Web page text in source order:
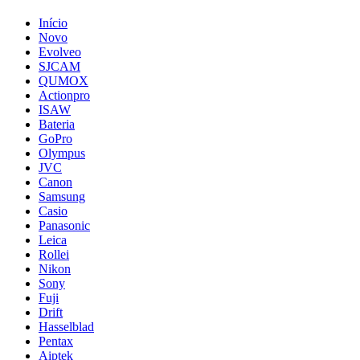
Início
Novo
Evolveo
SJCAM
QUMOX
Actionpro
ISAW
Bateria
GoPro
Olympus
JVC
Canon
Samsung
Casio
Panasonic
Leica
Rollei
Nikon
Sony
Fuji
Drift
Hasselblad
Pentax
Aiptek